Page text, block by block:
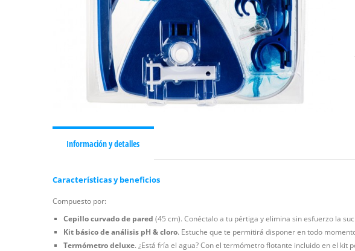
Información y detalles
Características y beneficios
Compuesto por:
Cepillo curvado de pared (45 cm). Conéctalo a tu pértiga y elimina sin esfuerzo la
Kit básico de análisis pH & cloro. Estuche que te permitirá disponer en todo
Termómetro deluxe. ¿Está fría el agua? Con el termómetro flotante incluido en el